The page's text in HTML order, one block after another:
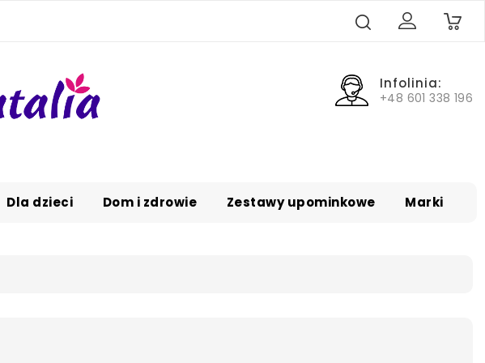
0
Infolinia:
+48 601 338 196
Dla dzieci Dom i zdrowie Zestawy upominkowe Marki